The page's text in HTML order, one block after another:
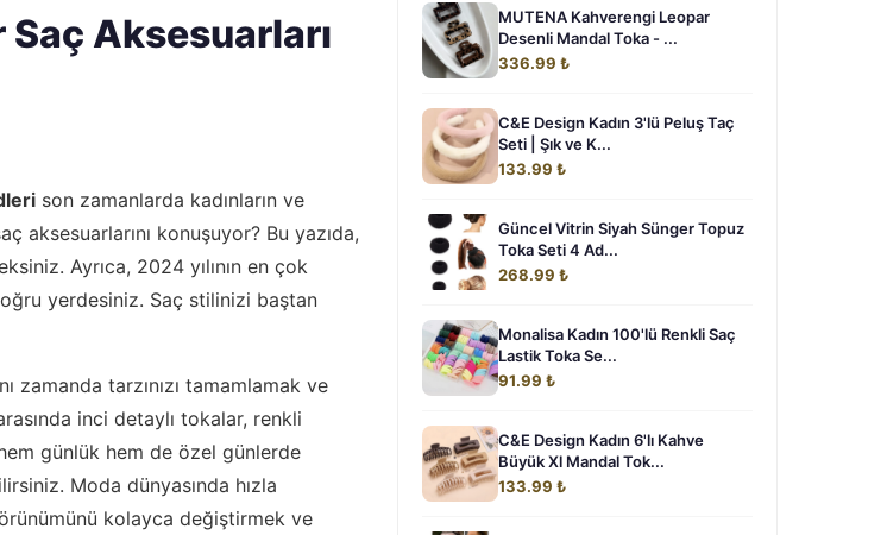
Saç Aksesuarları
son zamanlarda kadınların ve
aksesuarlarını konuşuyor? Bu yazıda,
Ayrıca, 2024 yılının en çok
yerdesiniz. Saç stilinizi baştan
zamanda tarzınızı tamamlamak ve
inci detaylı tokalar, renkli
günlük hem de özel günlerde
Moda dünyasında hızla
kolayca değiştirmek ve
MUTENA Kahverengi Leopar
Desenli Mandal Toka - ...
336.99 ₺
C&E Design Kadın 3'lü Peluş Taç
Seti | Şık ve K...
133.99 ₺
Güncel Vitrin Siyah Sünger Topuz
Toka Seti 4 Ad...
268.99 ₺
Monalisa Kadın 100'lü Renkli Saç
Lastik Toka Se...
91.99 ₺
C&E Design Kadın 6'lı Kahve
Büyük Xl Mandal Tok...
133.99 ₺